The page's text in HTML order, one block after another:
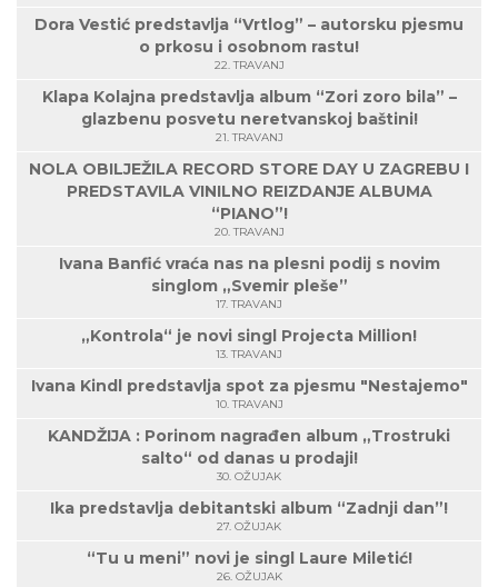
Dora Vestić predstavlja “Vrtlog” – autorsku pjesmu
o prkosu i osobnom rastu!
22. TRAVANJ
Klapa Kolajna predstavlja album “Zori zoro bila” –
glazbenu posvetu neretvanskoj baštini!
21. TRAVANJ
NOLA OBILJEŽILA RECORD STORE DAY U ZAGREBU I
PREDSTAVILA VINILNO REIZDANJE ALBUMA
“PIANO”!
20. TRAVANJ
Ivana Banfić vraća nas na plesni podij s novim
singlom „Svemir pleše”
17. TRAVANJ
„Kontrola“ je novi singl Projecta Million!
13. TRAVANJ
Ivana Kindl predstavlja spot za pjesmu "Nestajemo"
10. TRAVANJ
KANDŽIJA : Porinom nagrađen album „Trostruki
salto“ od danas u prodaji!
30. OŽUJAK
Ika predstavlja debitantski album “Zadnji dan”!
27. OŽUJAK
“Tu u meni” novi je singl Laure Miletić!
26. OŽUJAK